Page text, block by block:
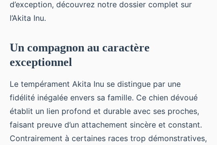
d’exception, découvrez notre dossier complet sur
l’Akita Inu.
Un compagnon au caractère
exceptionnel
Le tempérament Akita Inu se distingue par une
fidélité inégalée envers sa famille. Ce chien dévoué
établit un lien profond et durable avec ses proches,
faisant preuve d’un attachement sincère et constant.
Contrairement à certaines races trop démonstratives,